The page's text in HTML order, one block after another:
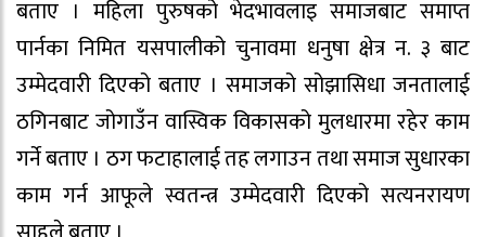
बताए । महिला पुरुषको भेदभावलाइ समाजबाट समाप्त
पार्नका निमित यसपालीको चुनावमा धनुषा क्षेत्र न. ३ बाट
उम्मेदवारी दिएको बताए । समाजको सोझासिधा जनतालाई
ठगिनबाट जोगाउँन वास्विक विकासको मुलधारमा रहेर काम
गर्ने बताए । ठग फटाहालाई तह लगाउन तथा समाज सुधारका
काम गर्न आफूले स्वतन्त्र उम्मेदवारी दिएको सत्यनरायण